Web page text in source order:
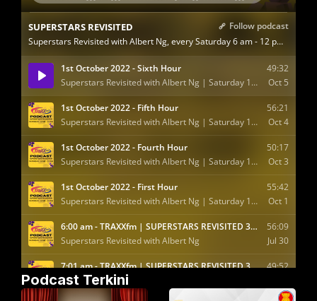
Podcast Terkini